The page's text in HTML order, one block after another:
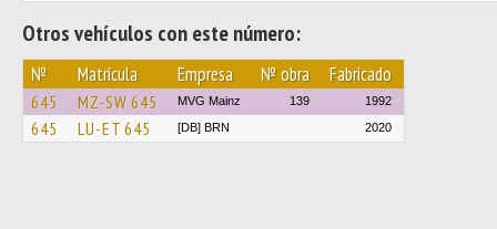
Otros vehículos con este número:
№ Matrícula Empresa № obra Fabricado
645 MZ-SW 645 MVG Mainz 139 1992
645 LU-ET 645 [DB] BRN 2020